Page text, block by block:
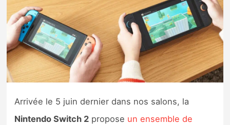
Nintendo Direct
Tests et previews
Tests de jeux
Tests d’accessoires
Arrivée le 5 juin dernier dans nos salons, la
Nintendo Switch 2 propose un ensemble de